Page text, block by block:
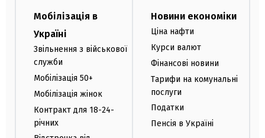
Мобілізація в
Україні
Звільнення з військової
служби
Мобілізація 50+
Мобілізація жінок
Контракт для 18-24-
річних
Новини економіки
Ціна нафти
Курси валют
Фінансові новини
Тарифи на комунальні
послуги
Податки
Пенсія в Україні